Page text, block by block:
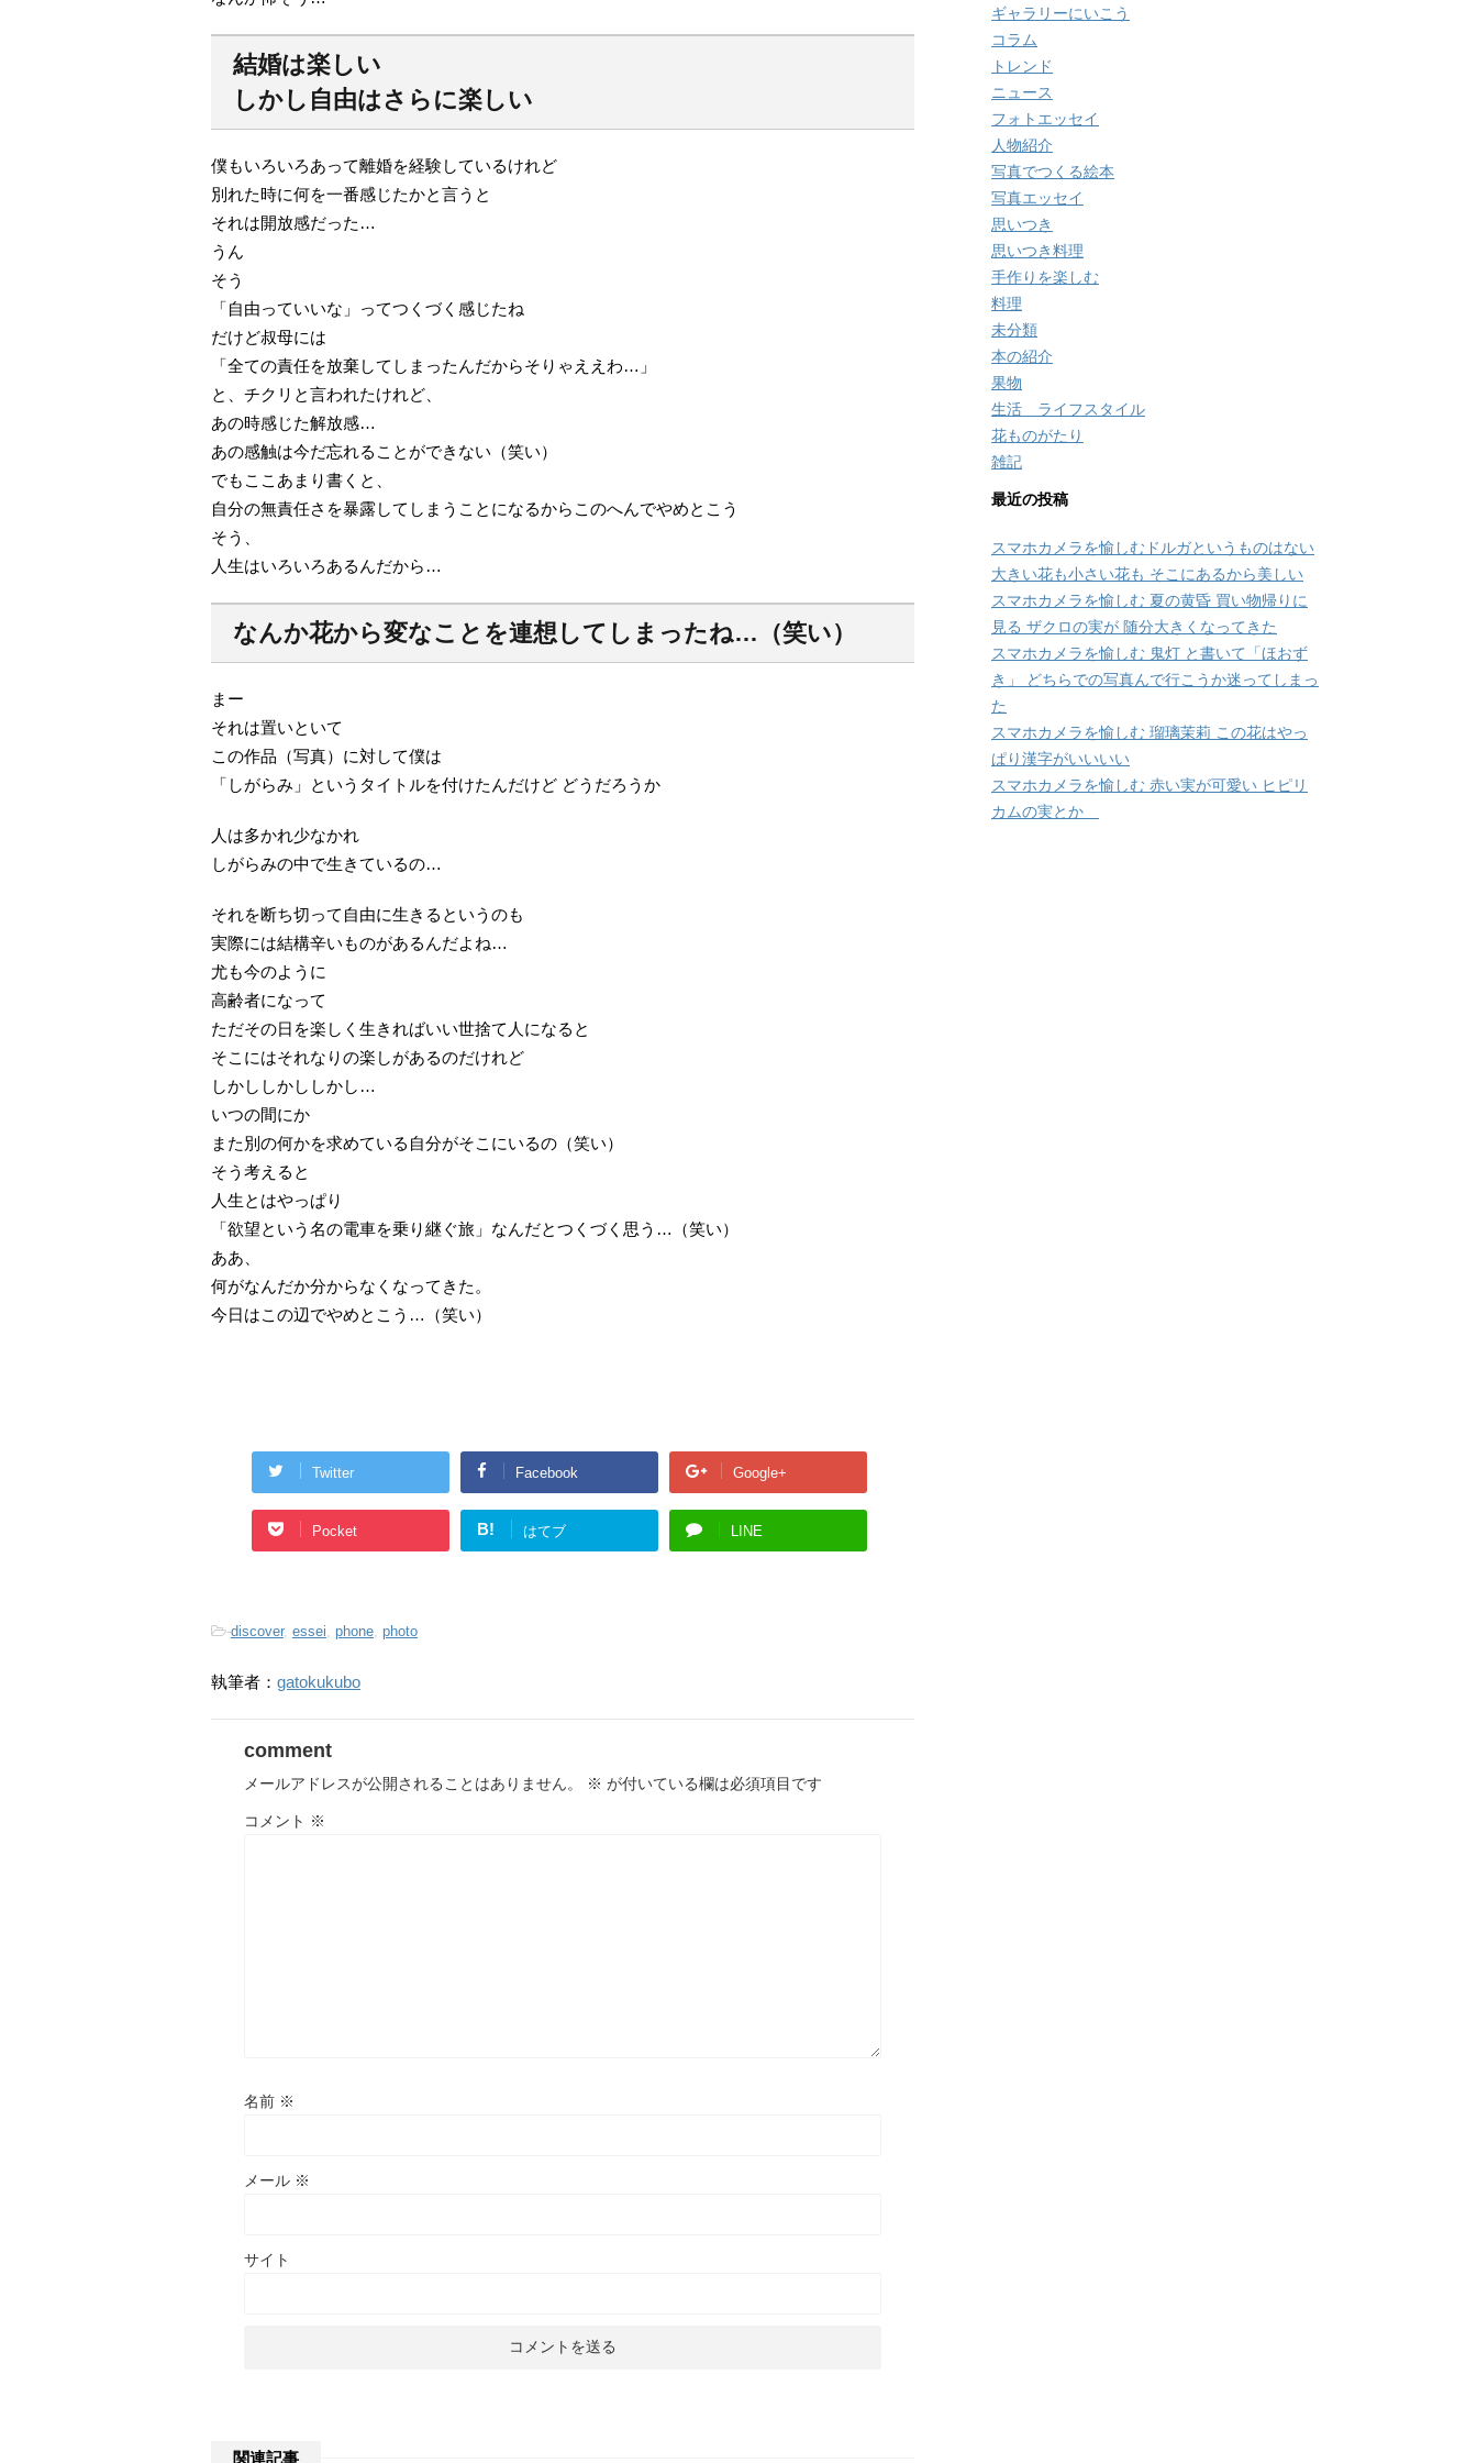
結婚は楽しい
しかし自由はさらに楽しい
僕もいろいろあって離婚を経験しているけれど
別れた時に何を一番感じたかと言うと
それは開放感だった…
うん
そう
「自由っていいな」ってつくづく感じたね
だけど叔母には
「全ての責任を放棄してしまったんだからそりゃええわ…」
と、チクリと言われたけれど、
あの時感じた解放感…
あの感触は今だ忘れることができない（笑い）
でもここあまり書くと、
自分の無責任さを暴露してしまうことになるからこのへんでやめとこう
そう、
人生はいろいろあるんだから…
なんか花から変なことを連想してしまったね…（笑い）
まー
それは置いといて
この作品（写真）に対して僕は
「しがらみ」というタイトルを付けたんだけど どうだろうか
人は多かれ少なかれ
しがらみの中で生きているの…
それを断ち切って自由に生きるというのも
実際には結構辛いものがあるんだよね…
尤も今のように
高齢者になって
ただその日を楽しく生きればいい世捨て人になると
そこにはそれなりの楽しがあるのだけれど
しかししかししかし…
いつの間にか
また別の何かを求めている自分がそこにいるの（笑い）
そう考えると
人生とはやっぱり
「欲望という名の電車を乗り継ぐ旅」なんだとつくづく思う…（笑い）
ああ、
何がなんだか分からなくなってきた。
今日はこの辺でやめとこう…（笑い）
Twitter Facebook Google+
Pocket B! はてブ LINE
-discover, essei, phone, photo
執筆者： gatokukubo
comment
メールアドレスが公開されることはありません。 ※ が付いている欄は必須項目です
コメント ※
名前 ※
メール ※
サイト
関連記事
ギャラリーにいこう
コラム
トレンド
ニュース
フォトエッセイ
人物紹介
写真でつくる絵本
写真エッセイ
思いつき
思いつき料理
手作りを楽しむ
料理
未分類
本の紹介
果物
生活 ライフスタイル
花ものがたり
雑記
最近の投稿
スマホカメラを愉しむドルガというものはない
大きい花も小さい花も そこにあるから美しい
スマホカメラを愉しむ 夏の黄昏 買い物帰りに
見る ザクロの実が 随分大きくなってきた
スマホカメラを愉しむ 鬼灯 と書いて「ほおず
き」 どちらでの写真んで行こうか迷ってしまっ
た
スマホカメラを愉しむ 瑠璃茉莉 この花はやっ
ぱり漢字がいいいい
スマホカメラを愉しむ 赤い実が可愛い ヒピリ
カムの実とか